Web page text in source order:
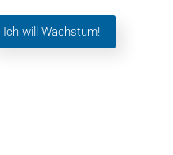
Ich will Wachstum!